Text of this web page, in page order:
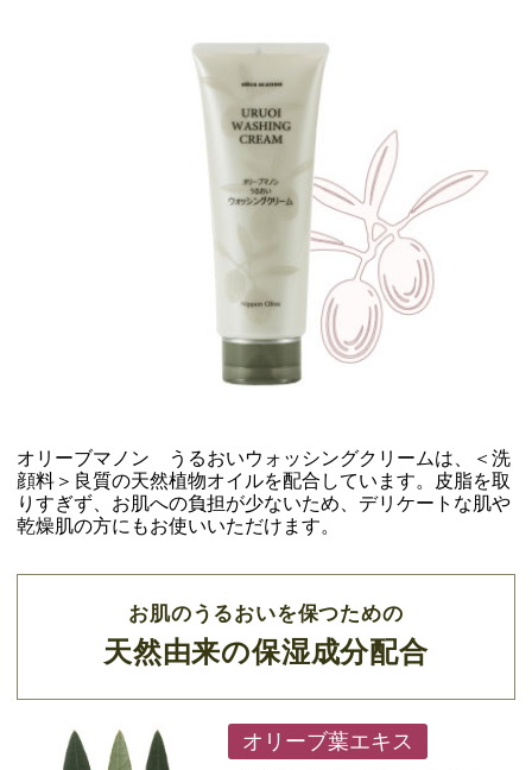
オリーブマノン うるおいウォッシングクリームは、＜洗
顔料＞良質の天然植物オイルを配合しています。皮脂を取
りすぎず、お肌への負担が少ないため、デリケートな肌や
乾燥肌の方にもお使いいただけます。
お肌のうるおいを保つための
天然由来の保湿成分配合
オリーブ葉エキス